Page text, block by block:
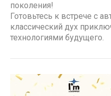
поколения!
Готовьтесь к встрече с
классический дух
технологиями будущего.